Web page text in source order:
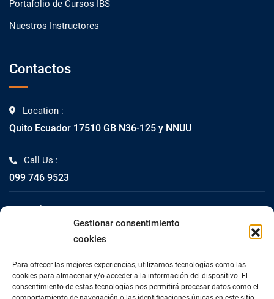
Gestionar consentimiento
cookies
Para ofrecer las mejores experiencias, utilizamos tecnologías como las
cookies para almacenar y/o acceder a la información del dispositivo. El
consentimiento de estas tecnologías nos permitirá procesar datos como el
Portafolio de Cursos IBS
Nuestros Instructores
Contactos
Location :
Quito Ecuador 17510 GB N36-125 y NNUU
Call Us :
099 746 9523
info@impacta.com.ec
Fax Us :
02 2447-261